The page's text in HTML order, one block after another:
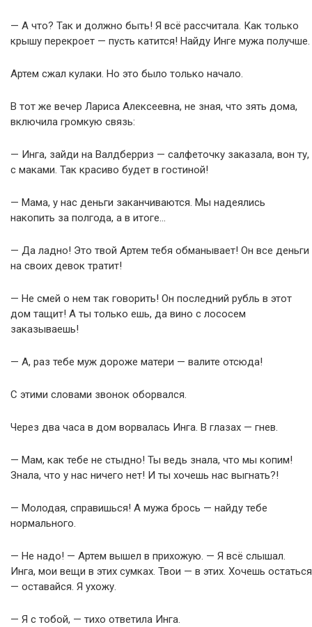
— А что? Так и должно быть! Я всё рассчитала. Как только
крышу перекроет — пусть катится! Найду Инге мужа получше.
Артем сжал кулаки. Но это было только начало.
В тот же вечер Лариса Алексеевна, не зная, что зять дома,
включила громкую связь:
— Инга, зайди на Валдберриз — салфеточку заказала, вон ту,
с маками. Так красиво будет в гостиной!
— Мама, у нас деньги заканчиваются. Мы надеялись
накопить за полгода, а в итоге…
— Да ладно! Это твой Артем тебя обманывает! Он все деньги
на своих девок тратит!
— Не смей о нем так говорить! Он последний рубль в этот
дом тащит! А ты только ешь, да вино с лососем
заказываешь!
— А, раз тебе муж дороже матери — валите отсюда!
С этими словами звонок оборвался.
Через два часа в дом ворвалась Инга. В глазах — гнев.
— Мам, как тебе не стыдно! Ты ведь знала, что мы копим!
Знала, что у нас ничего нет! И ты хочешь нас выгнать?!
— Молодая, справишься! А мужа брось — найду тебе
нормального.
— Не надо! — Артем вышел в прихожую. — Я всё слышал.
Инга, мои вещи в этих сумках. Твои — в этих. Хочешь остаться
— оставайся. Я ухожу.
— Я с тобой, — тихо ответила Инга.